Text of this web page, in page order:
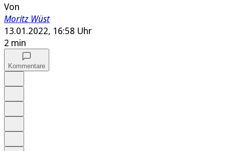
Von
Moritz Wüst
13.01.2022, 16:58 Uhr
2 min
Kommentare